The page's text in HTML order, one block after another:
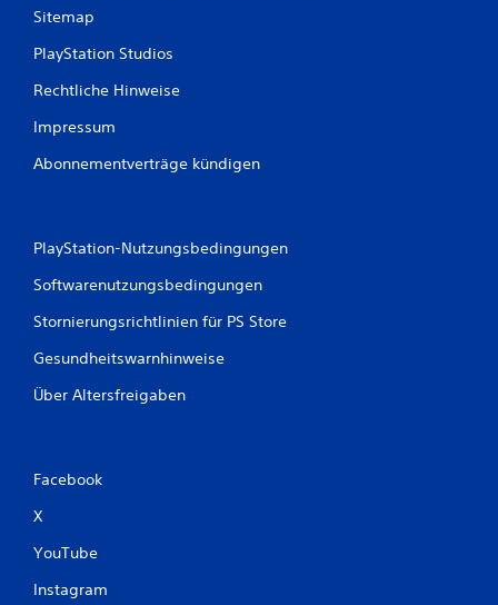
Sitemap
PlayStation Studios
Rechtliche Hinweise
Impressum
Abonnementverträge kündigen
PlayStation-Nutzungsbedingungen
Softwarenutzungsbedingungen
Stornierungsrichtlinien für PS Store
Gesundheitswarnhinweise
Über Altersfreigaben
Facebook
X
YouTube
Instagram